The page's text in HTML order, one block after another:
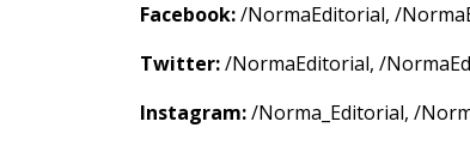
Facebook:/NormaEditorial, /
Twitter:/NormaEditorial, /
Instagram:/Norma_Editorial, /